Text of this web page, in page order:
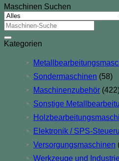
Maschinen Suchen
Suche
nach:
Kategorien
▸
▸ Sondermaschinen (58)
▸ Maschinenzubehör
▸ Sonstige
▸
▸ Elektronik / SPS-
▸ Versorgungsmaschinen
▸ Werkzeuge und